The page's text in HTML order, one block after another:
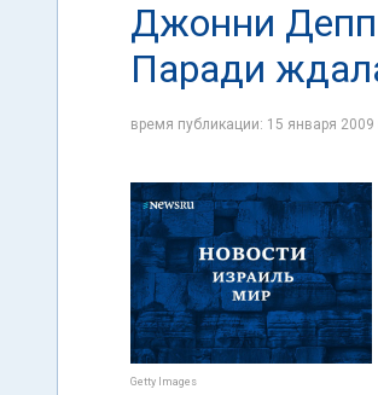
Джонни Депп
Паради
время публикации: 15 января
Getty Images